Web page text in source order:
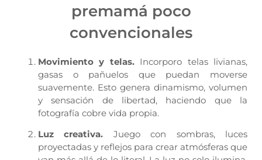
premamá poco
convencionales
Movimiento y telas.Incorporo telas livianas,
gasas o pañuelos que puedan moverse
suavemente. Esto genera dinamismo, volumen
y sensación de libertad, haciendo que la
fotografía cobre vida propia.
Luz creativa. Juego con sombras, luces
proyectadas y reflejos para crear atmósferas que